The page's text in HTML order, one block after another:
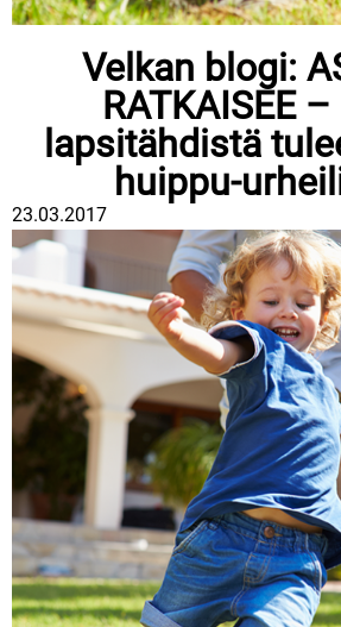
Velkan blogi:
RATKAISEE
lapsitähdistä
huippu-
23.03.2017